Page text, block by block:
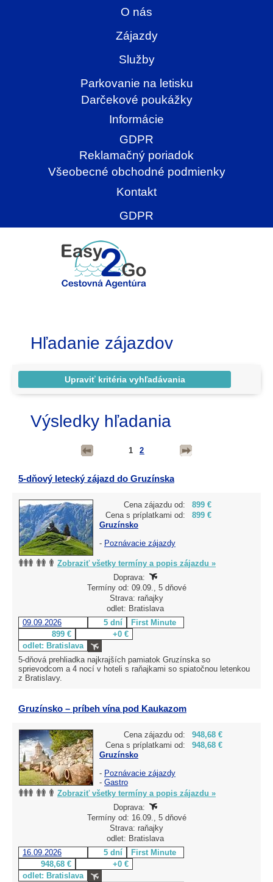
O nás
Zájazdy
Služby
Parkovanie na letisku
Darčekové poukážky
Informácie
GDPR
Reklamačný poriadok
Všeobecné obchodné podmienky
Kontakt
GDPR
Hľadanie zájazdov
Výsledky hľadania
1 2
5-dňový letecký zájazd do Gruzínska
Cena zájazdu od:
899 €
Cena s príplatkami od:
899 €
Gruzínsko
- Poznávacie zájazdy
Zobraziť všetky termíny a popis zájazdu »
Doprava:
Termíny od: 09.09., 5 dňové
Strava: raňajky
odlet: Bratislava
09.09.2026
5 dní
First Minute
899 €
+0 €
odlet: Bratislava
5-dňová prehliadka najkrajších pamiatok Gruzínska so
sprievodcom a 4 nocí v hoteli s raňajkami so spiatočnou letenkou
z Bratislavy.
Gruzínsko – príbeh vína pod Kaukazom
Cena zájazdu od:
948,68 €
Cena s príplatkami od:
948,68 €
Gruzínsko
- Poznávacie zájazdy
- Gastro
Zobraziť všetky termíny a popis zájazdu »
Doprava:
Termíny od: 16.09., 5 dňové
Strava: raňajky
odlet: Bratislava
16.09.2026
5 dní
First Minute
948,68 €
+0 €
odlet: Bratislava